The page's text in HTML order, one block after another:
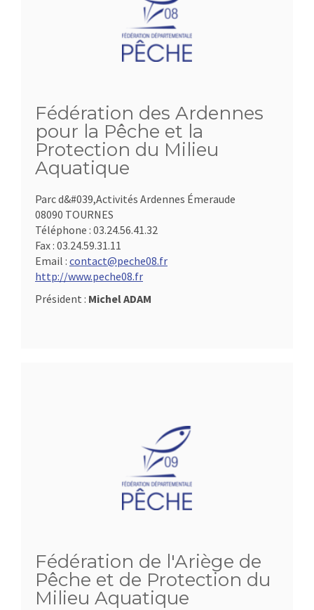
Fédération des Ardennes
pour la Pêche et la
Protection du Milieu
Aquatique
Parc d&#039,Activités Ardennes Émeraude
08090 TOURNES
Téléphone : 03.24.56.41.32
Fax : 03.24.59.31.11
Email : contact@peche08.fr
http://www.peche08.fr
Président : Michel ADAM
Fédération de l'Ariège de
Pêche et de Protection du
Milieu Aquatique